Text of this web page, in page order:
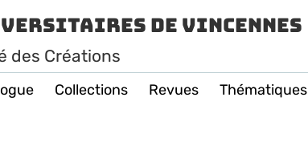
de Vincennes
des Créations
Collections Revues Thématiques